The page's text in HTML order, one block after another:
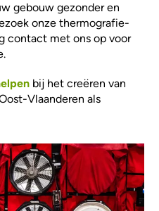
gebouw gezonder en
onze thermografie-
contact met ons op voor
bij het creëren van
Vlaanderen als